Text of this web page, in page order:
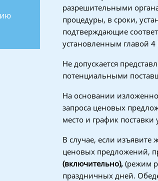
разрешительными
процедуры, в сроки,
подтверждающие
установленным главой
Не допускается
потенциальными
На основании
запроса ценовых
место и график
В случае, если изъявите
ценовых предложений,
(включительно), (режим
праздничных дней.